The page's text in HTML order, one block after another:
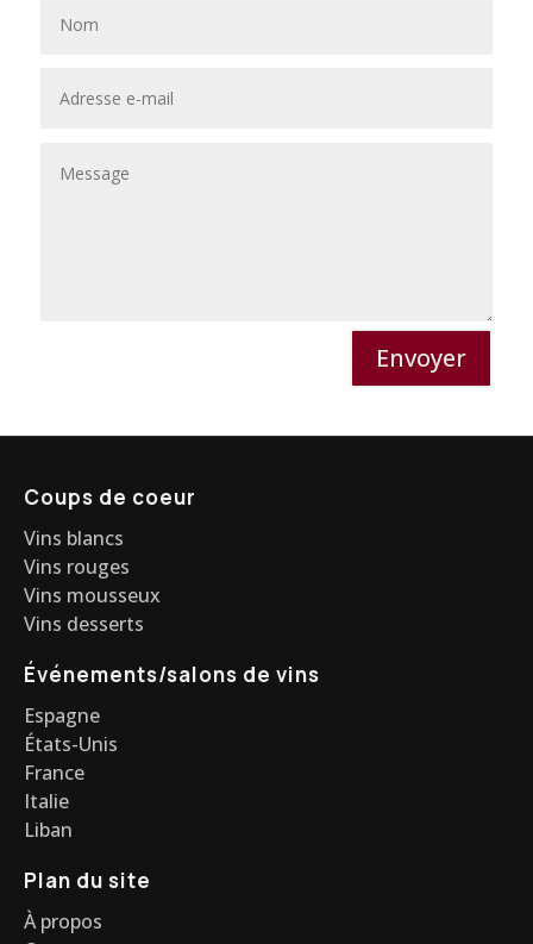
Envoyer
Coups de coeur
Vins blancs
Vins rouges
Vins mousseux
Vins desserts
Événements/salons de vins
Espagne
États-Unis
France
Italie
Liban
Plan du site
À propos